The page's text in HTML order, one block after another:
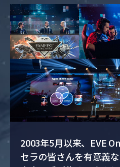
2003年5月以来、EVE
セラの皆さんを有意義